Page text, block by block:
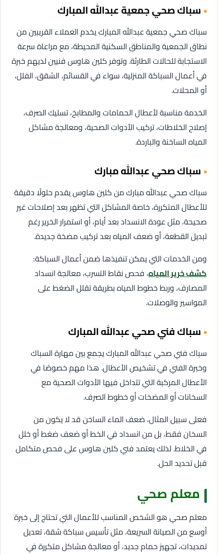
سباك صحي جمعية عبدالله المبارك
سباك صحي جمعية عبدالله المبارك يخدم العملاء القريبين من
نطاق الجمعية والمناطق السكنية المحيطة، مع مراعاة سرعة
الاستجابة للحالات الطارئة. وتوفر كلين هاوس فنيين لديهم خبرة
في أعمال السباكة المنزلية، سواء في القسائم، الشقق، الفلل،
أو المحلات.
الخدمة مناسبة لأعطال الحمامات والمطابخ، تسليك الصرف،
إصلاح الخلاطات، تركيب الأدوات الصحية، ومعالجة مشاكل
المياه الساخنة والباردة.
سباك صحي عبدالله مبارك
سباك صحي عبدالله مبارك من كلين هاوس يقدم حلولًا دقيقة
للأعطال المتكررة، خاصة المشاكل التي تظهر بعد إصلاحات غير
صحيحة، مثل عودة الانسداد بعد أيام، أو استمرار الخرير رغم
تبديل القطعة، أو ضعف المياه بعد تركيب مضخة جديدة.
ومن الخدمات التي يمكن تنفيذها ضمن أعمال السباكة:
كشف خرير المياه، فحص نقاط التسرب، معالجة انسداد
المصارف، وربط خطوط المياه بطريقة تقلل الضغط على
المواسير والوصلات.
سباك فني صحي عبدالله المبارك
سباك فني صحي عبدالله المبارك يجمع بين مهارة السباك
وخبرة الفني في تشخيص الأعطال. هذا مهم خصوصًا في
الأعطال المركبة التي تتداخل فيها الأدوات الصحية مع
السخانات أو المضخات أو خطوط الصرف.
فعلى سبيل المثال، ضعف الماء الساخن قد لا يكون من
السخان فقط، بل من انسداد في الخط أو ضعف ضغط أو خلل
في الخلاط. لذلك يعتمد فني كلين هاوس على فحص متكامل
قبل تحديد الحل.
معلم صحي
معلم صحي هو الشخص المناسب للأعمال التي تحتاج إلى خبرة
أوسع من الصيانة السريعة، مثل تأسيس سباكة شقة، تعديل
تمديدات، تجهيز حمام جديد، أو معالجة مشاكل متكررة في